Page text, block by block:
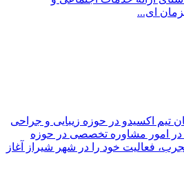
ای...
تیم اکسیدو در حوزه زیبایی و جراحی
بینی بوده که در سال ۱۴۰۰ در امور مشاوره تخصصی در حوزه
فعالیت خود را در شهر شیراز آغاز